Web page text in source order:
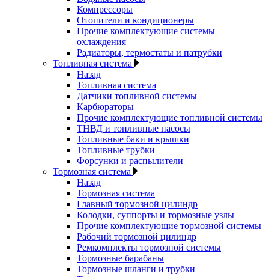
Компрессоры
Отопители и кондиционеры
Прочие комплектующие системы
охлаждения
Радиаторы, термостаты и патрубки
Топливная система
Назад
Топливная система
Датчики топливной системы
Карбюраторы
Прочие комплектующие топливной системы
ТНВД и топливные насосы
Топливные баки и крышки
Топливные трубки
Форсунки и распылители
Тормозная система
Назад
Тормозная система
Главный тормозной цилиндр
Колодки, суппорты и тормозные узлы
Прочие комплектующие тормозной системы
Рабочий тормозной цилиндр
Ремкомплекты тормозной системы
Тормозные барабаны
Тормозные шланги и трубки